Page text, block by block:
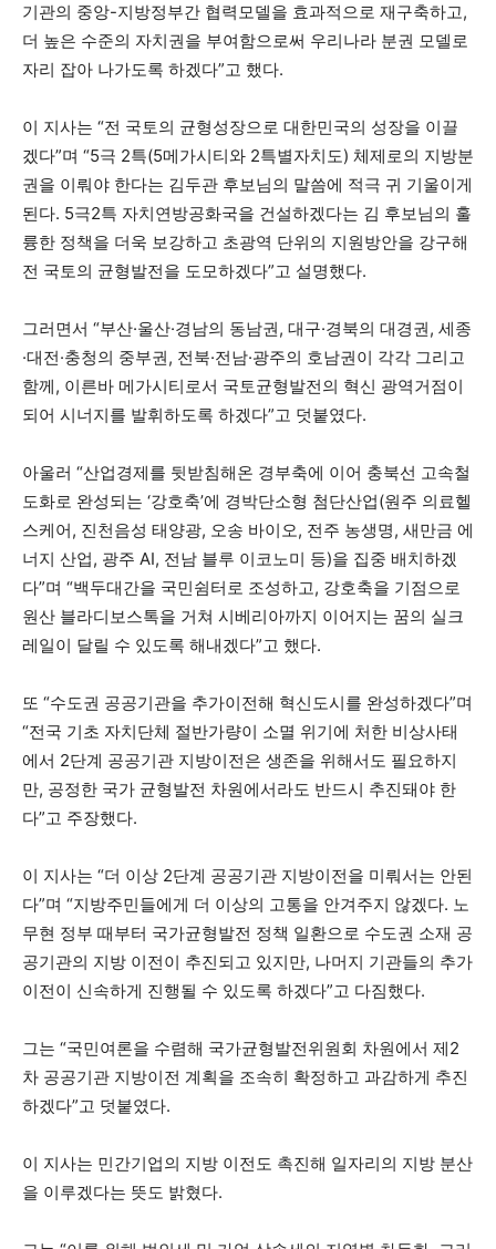
기관의 중앙-지방정부간 협력모델을 효과적으로 재구축하고,
더 높은 수준의 자치권을 부여함으로써 우리나라 분권 모델로
자리 잡아 나가도록 하겠다”고 했다.
이 지사는 “전 국토의 균형성장으로 대한민국의 성장을 이끌
겠다”며 “5극 2특(5메가시티와 2특별자치도) 체제로의 지방분
권을 이뤄야 한다는 김두관 후보님의 말씀에 적극 귀 기울이게
된다. 5극2특 자치연방공화국을 건설하겠다는 김 후보님의 훌
륭한 정책을 더욱 보강하고 초광역 단위의 지원방안을 강구해
전 국토의 균형발전을 도모하겠다”고 설명했다.
그러면서 “부산·울산·경남의 동남권, 대구·경북의 대경권, 세종
·대전·충청의 중부권, 전북·전남·광주의 호남권이 각각 그리고
함께, 이른바 메가시티로서 국토균형발전의 혁신 광역거점이
되어 시너지를 발휘하도록 하겠다”고 덧붙였다.
아울러 “산업경제를 뒷받침해온 경부축에 이어 충북선 고속철
도화로 완성되는 ‘강호축’에 경박단소형 첨단산업(원주 의료헬
스케어, 진천음성 태양광, 오송 바이오, 전주 농생명, 새만금 에
너지 산업, 광주 AI, 전남 블루 이코노미 등)을 집중 배치하겠
다”며 “백두대간을 국민쉼터로 조성하고, 강호축을 기점으로
원산 블라디보스톡을 거쳐 시베리아까지 이어지는 꿈의 실크
레일이 달릴 수 있도록 해내겠다”고 했다.
또 “수도권 공공기관을 추가이전해 혁신도시를 완성하겠다”며
“전국 기초 자치단체 절반가량이 소멸 위기에 처한 비상사태
에서 2단계 공공기관 지방이전은 생존을 위해서도 필요하지
만, 공정한 국가 균형발전 차원에서라도 반드시 추진돼야 한
다”고 주장했다.
이 지사는 “더 이상 2단계 공공기관 지방이전을 미뤄서는 안된
다”며 “지방주민들에게 더 이상의 고통을 안겨주지 않겠다. 노
무현 정부 때부터 국가균형발전 정책 일환으로 수도권 소재 공
공기관의 지방 이전이 추진되고 있지만, 나머지 기관들의 추가
이전이 신속하게 진행될 수 있도록 하겠다”고 다짐했다.
그는 “국민여론을 수렴해 국가균형발전위원회 차원에서 제2
차 공공기관 지방이전 계획을 조속히 확정하고 과감하게 추진
하겠다”고 덧붙였다.
이 지사는 민간기업의 지방 이전도 촉진해 일자리의 지방 분산
을 이루겠다는 뜻도 밝혔다.